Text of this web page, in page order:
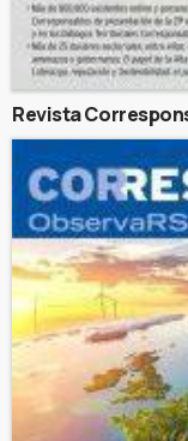
Revista